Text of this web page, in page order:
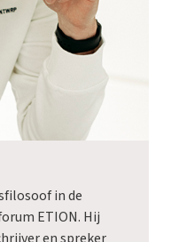
in de
ETION. Hij
en spreker